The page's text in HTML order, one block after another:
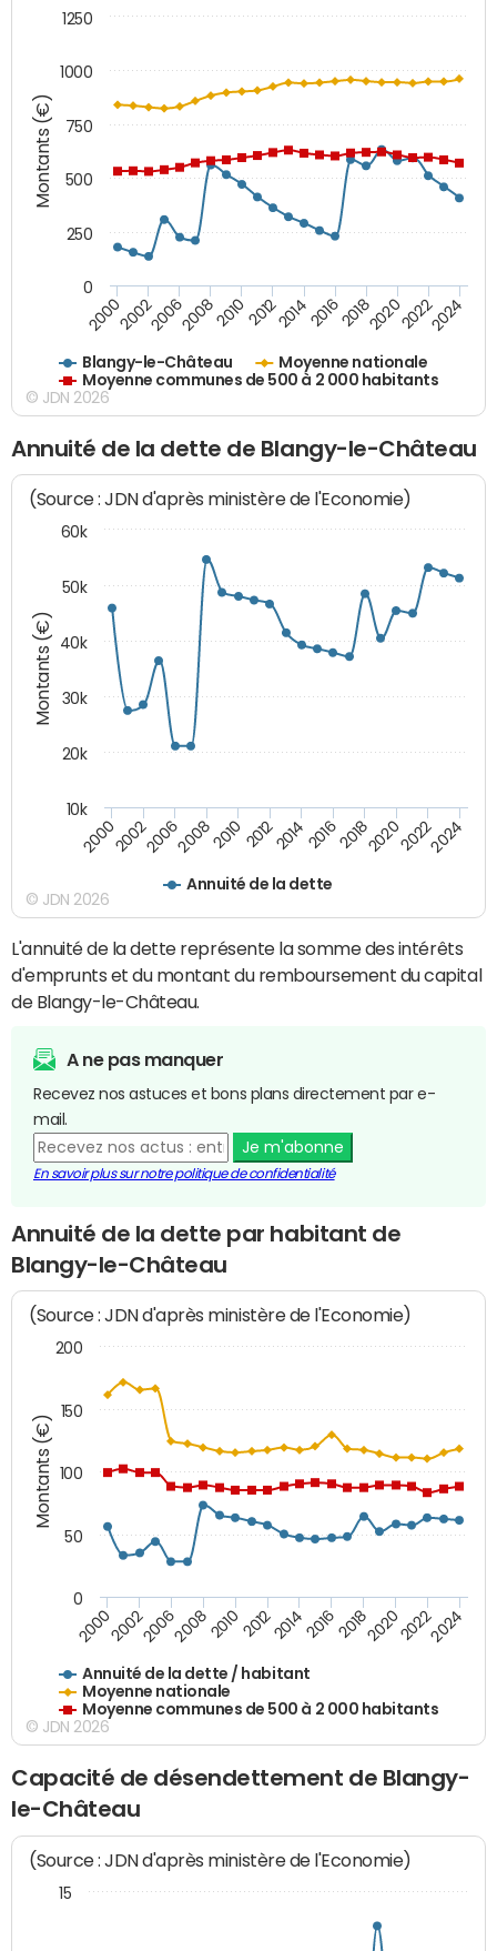
Montants (€)
Blangy-le-Château
Moyenne nationale
Moyenne communes de 500 à 2 000 habitants
200020022006200820102012201420162018202020222024
0
250
500
750
1000
1250
© JDN 2026
Annuité de la dette de Blangy-le-Château
Montants (€)
(Source : JDN d'après ministère de l'Economie)
Annuité de la dette
20002002200620082010 2012201420162018202020222024
10k
20k
30k
40k
50k
60k
© JDN 2026
L'annuité de la dette représente la somme des intérêts
d'emprunts et du montant du remboursement du capital
de Blangy-le-Château.
A ne pas manquer
Recevez nos astuces et bons plans directement par e-
mail.
Je m'abonne
En savoir plus sur notre politique de confidentialité
Annuité de la dette par habitant de
Blangy-le-Château
Montants (€)
(Source : JDN d'après ministère de l'Economie)
Annuité de la dette / habitant
Moyenne nationale
Moyenne communes de 500 à 2 000 habitants
200020022006200820102012201420162018202020222024
0
50
100
150
200
© JDN 2026
Capacité de désendettement de Blangy-
le-Château
(Source : JDN d'après ministère de l'Economie)
15